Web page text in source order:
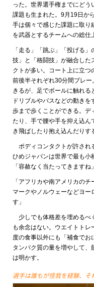
った。世界選手権までにどう
課題も生まれた。9月19日か
手は個々で感じた課題に取り
を武器とするチームへの総仕
「走る」「跳ぶ」「投げる
技」と「格闘技」が融合した
クトが多い。コート上に立
前後半それぞれ30分間プレ
きるが、足でボールに触れ
ドリブルやパスなどの動き
歩まで歩くことができる。デ
たり、手で腰や手を抑え込ん
き飛ばしたり抱え込んだりす
ボディコンタクトが許され
ひめジャパンは世界で最も小
「容赦なく当たってきますね
「アフリカや南アメリカの
マークやノルウェーなどヨー
す」
少しでも体格差を埋めるべ
も余念はない。ウエイトト
度の食事以外にも「補食でお
タンパク質の量を増やして
は明かす。
選手は誰もが怪我を経験、